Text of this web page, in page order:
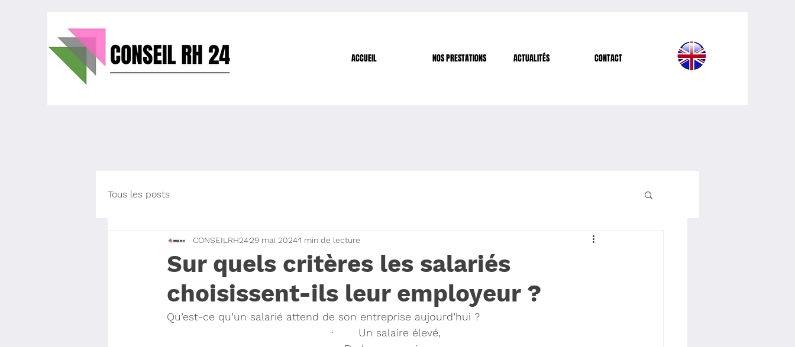
ACCUEIL NOS PRESTATIONS ACTUALITÉS CONTACT
Tous les posts
Sur quels critères les salariés
choisissent-ils leur employeur ?
CONSEILRH2429 mai 20241 min de lecture
Qu’est-ce qu’un salarié attend de son entreprise aujourd’hui ?
·       Un salaire élevé,